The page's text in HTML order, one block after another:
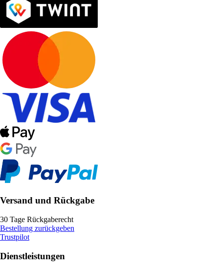
Versand und Rückgabe
30 Tage Rückgaberecht
Bestellung zurückgeben
Trustpilot
Dienstleistungen